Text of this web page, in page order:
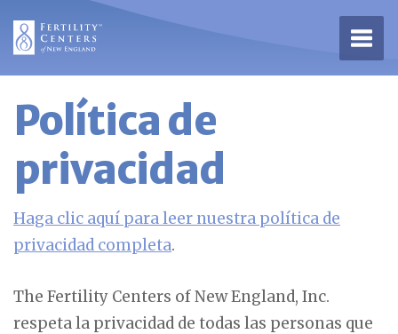
Abrir
Política de
privacidad
Haga clic aquí para leer nuestra política de
privacidad completa.
The Fertility Centers of New England, Inc.
respeta la privacidad de todas las personas que